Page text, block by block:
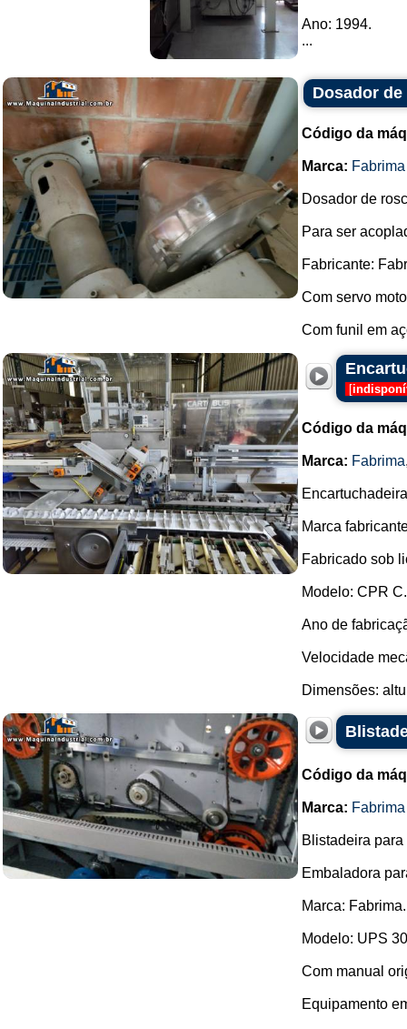
Ano: 1994.
...
Dosador
Código da
Marca: Fabrima
Dosador de
Para ser
Fabricante:
Com servo
Com funil em
[
Código da
Marca: Fabrima
Marca
Fabricado sob
Modelo: CPR
Ano de
Velocidade
Dimensões:
Código da
Marca: Fabrima
Blistadeira
Embaladora
Marca: Fabrima.
Modelo: UPS
Com manual
Equipamento